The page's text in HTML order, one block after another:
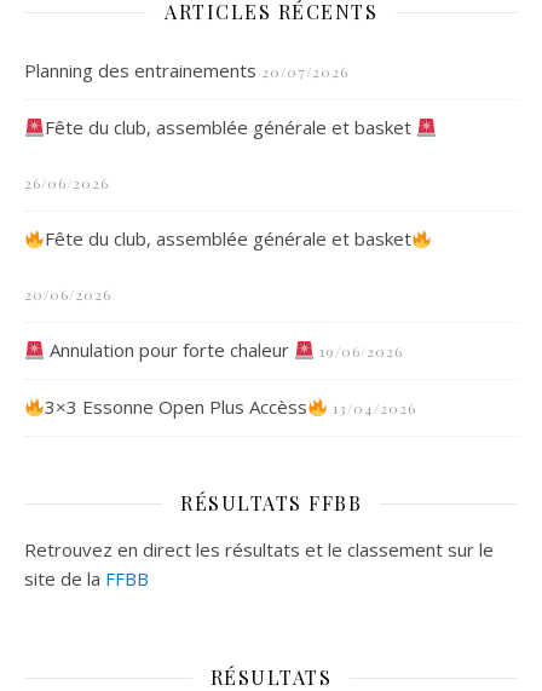
ARTICLES RÉCENTS
Planning des entrainements 20/07/2026
Fête du club, assemblée générale et basket
26/06/2026
Fête du club, assemblée générale et basket
20/06/2026
Annulation pour forte chaleur 19/06/2026
3×3 Essonne Open Plus Accèss 13/04/2026
RÉSULTATS FFBB
Retrouvez en direct les résultats et le classement sur le
site de la FFBB
RÉSULTATS